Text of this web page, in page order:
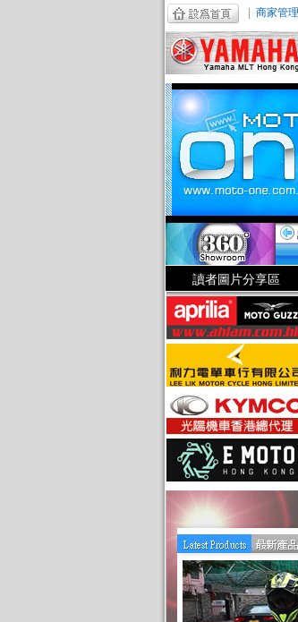
商家管
讀者圖片分享區